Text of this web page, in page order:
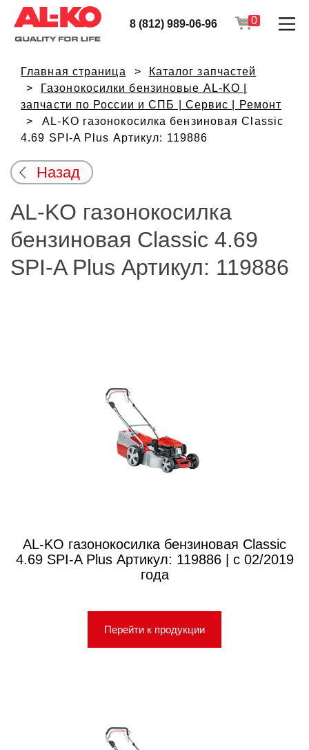
8 (812) 989-06-96 0
Главная страница
Каталог запчастей
Газонокосилки бензиновые AL-KO |
запчасти по России и СПБ | Сервис | Ремонт
AL-KO газонокосилка бензиновая Classic
4.69 SPI-A Plus Артикул: 119886
Назад
AL-KO газонокосилка
бензиновая Classic 4.69
SPI-A Plus Артикул: 119886
AL-KO газонокосилка бензиновая Classic
4.69 SPI-A Plus Артикул: 119886 | с 02/2019
года
Перейти к продукции